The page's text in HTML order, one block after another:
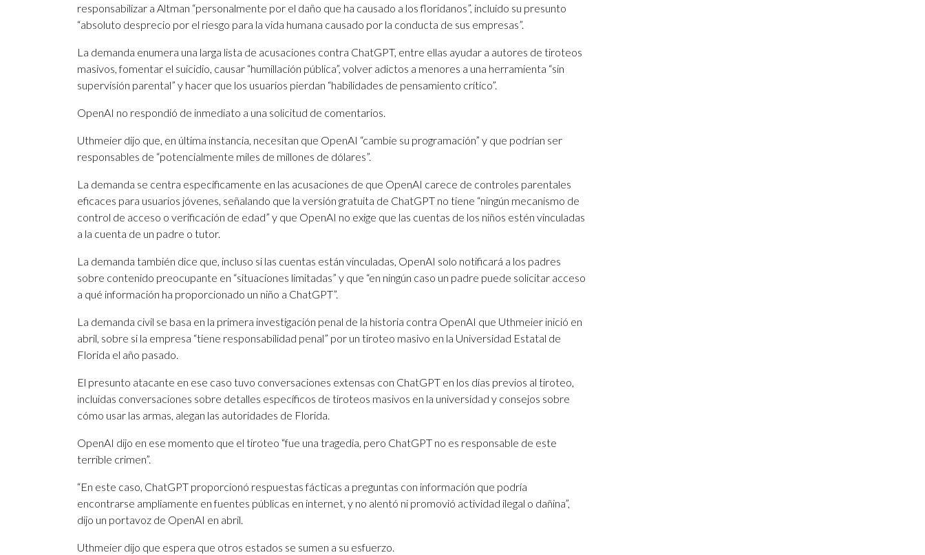
responsabilizar a Altman “personalmente por el daño que ha causado a los floridanos”, incluido su presunto
“absoluto desprecio por el riesgo para la vida humana causado por la conducta de sus empresas”.
La demanda enumera una larga lista de acusaciones contra ChatGPT, entre ellas ayudar a autores de tiroteos
masivos, fomentar el suicidio, causar “humillación pública”, volver adictos a menores a una herramienta “sin
supervisión parental” y hacer que los usuarios pierdan “habilidades de pensamiento crítico”.
OpenAI no respondió de inmediato a una solicitud de comentarios.
Uthmeier dijo que, en última instancia, necesitan que OpenAI “cambie su programación” y que podrían ser
responsables de “potencialmente miles de millones de dólares”.
La demanda se centra específicamente en las acusaciones de que OpenAI carece de controles parentales
eficaces para usuarios jóvenes, señalando que la versión gratuita de ChatGPT no tiene “ningún mecanismo de
control de acceso o verificación de edad” y que OpenAI no exige que las cuentas de los niños estén vinculadas
a la cuenta de un padre o tutor.
La demanda también dice que, incluso si las cuentas están vinculadas, OpenAI solo notificará a los padres
sobre contenido preocupante en “situaciones limitadas” y que “en ningún caso un padre puede solicitar acceso
a qué información ha proporcionado un niño a ChatGPT”.
La demanda civil se basa en la primera investigación penal de la historia contra OpenAI que Uthmeier inició en
abril, sobre si la empresa “tiene responsabilidad penal” por un tiroteo masivo en la Universidad Estatal de
Florida el año pasado.
El presunto atacante en ese caso tuvo conversaciones extensas con ChatGPT en los días previos al tiroteo,
incluidas conversaciones sobre detalles específicos de tiroteos masivos en la universidad y consejos sobre
cómo usar las armas, alegan las autoridades de Florida.
OpenAI dijo en ese momento que el tiroteo “fue una tragedia, pero ChatGPT no es responsable de este
terrible crimen”.
“En este caso, ChatGPT proporcionó respuestas fácticas a preguntas con información que podría
encontrarse ampliamente en fuentes públicas en internet, y no alentó ni promovió actividad ilegal o dañina”,
dijo un portavoz de OpenAI en abril.
Uthmeier dijo que espera que otros estados se sumen a su esfuerzo.